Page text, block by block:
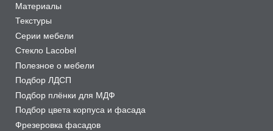
Материалы
Текстуры
Серии мебели
Стекло Lacobel
Полезное о мебели
Подбор ЛДСП
Подбор плёнки для МДФ
Подбор цвета корпуса и фасада
Фрезеровка фасадов